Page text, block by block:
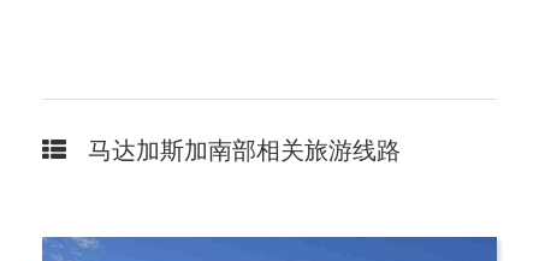
马达加斯加南部相关旅游线路